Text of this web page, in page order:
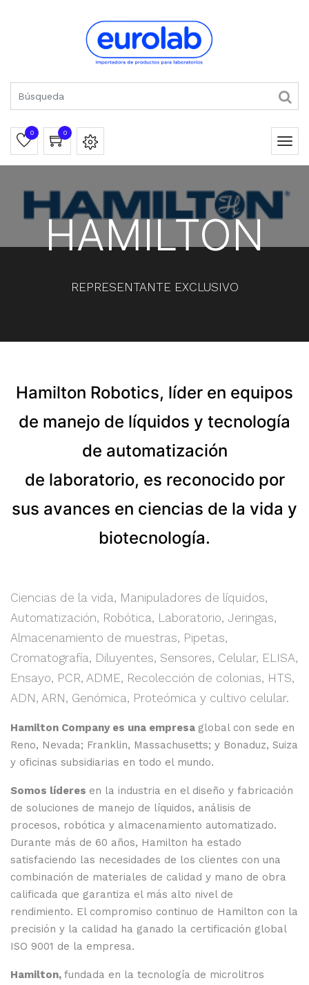
0 0
HAMILTON
REPRESENTANTE EXCLUSIVO
Hamilton Robotics, líder en equipos
de manejo de líquidos y tecnología
de automatización
de laboratorio, es reconocido por
sus avances en ciencias de la vida y
biotecnología.
Ciencias de la vida, Manipuladores de líquidos,
Automatización, Robótica, Laboratorio, Jeringas,
Almacenamiento de muestras, Pipetas,
Cromatografía, Diluyentes, Sensores, Celular, ELISA,
Ensayo, PCR, ADME, Recolección de colonias, HTS,
ADN, ARN, Genómica, Proteómica y cultivo celular.
Hamilton Company es una empresa global con sede en
Reno, Nevada; Franklin, Massachusetts; y Bonaduz, Suiza
y oficinas subsidiarias en todo el mundo.
Somos líderes en la industria en el diseño y fabricación
de soluciones de manejo de líquidos, análisis de
procesos, robótica y almacenamiento automatizado.
Durante más de 60 años, Hamilton ha estado
satisfaciendo las necesidades de los clientes con una
combinación de materiales de calidad y mano de obra
calificada que garantiza el más alto nivel de
rendimiento. El compromiso continuo de Hamilton con la
precisión y la calidad ha ganado la certificación global
ISO 9001 de la empresa.
Hamilton, fundada en la tecnología de microlitros